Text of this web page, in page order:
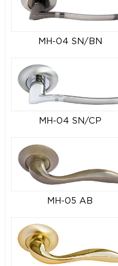
MH-04 SN/BN
MH-04 SN/CP
MH-05 AB